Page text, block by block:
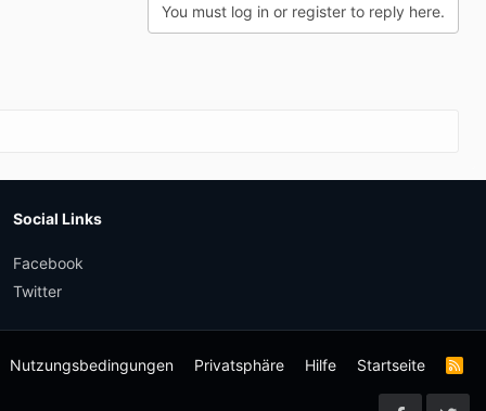
You must log in or register to reply here.
Social Links
Facebook
Twitter
Nutzungsbedingungen Privatsphäre Hilfe Startseite
R